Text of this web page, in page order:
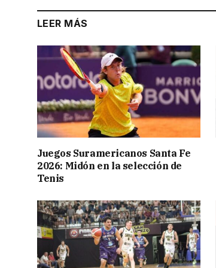
LEER MÁS
Juegos Suramericanos Santa Fe
2026: Midón en la selección de
Tenis